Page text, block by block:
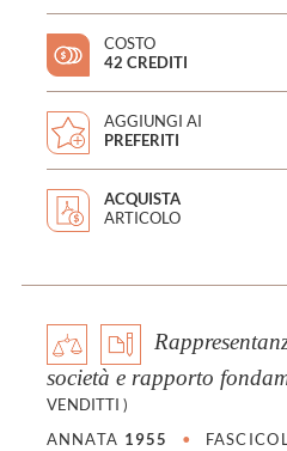
COSTO
42 CREDITI
AGGIUNGI AI
PREFERITI
ACQUISTA
ARTICOLO
società e rapporto
VENDITTI )
ANNATA 1955 •